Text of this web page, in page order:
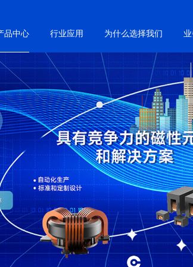
品中心 行业应用 为什么选择我们